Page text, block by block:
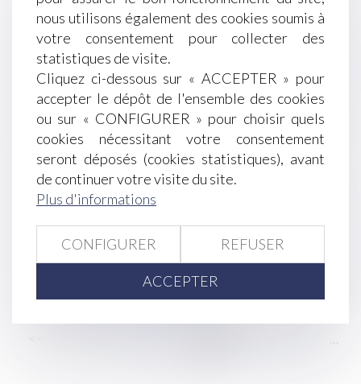
sans vendre la résidence principale, sauf
impossibilité manifeste de se reloger
TVA sociale, financement de la protection sociale
Successions : les frais bancaires désormais
plafonnés ou supprimés
Les restrictions liées au Covid-19 ne constituent
pas une perte de la chose louée !
Astreinte ou temps de travail effectif ? La Cour
impose une analyse au cas par cas
Clause de non-concurrence : la Cour de cassation
rappelle l’exigence de transparence dans le
calcul de la contrepartie financière
Concurrence déloyale : articulation entre
l’article 1240 du Code civil et l’article L. 121-1 du
Code de la consommation !
...
nous utilisons également des cookies soumis à
votre consentement pour collecter des
statistiques de visite.
Cliquez ci-dessous sur « ACCEPTER » pour
accepter le dépôt de l'ensemble des cookies
ou sur « CONFIGURER » pour choisir quels
cookies nécessitant votre consentement
seront déposés (cookies statistiques), avant
de continuer votre visite du site.
Plus d'informations
CONFIGURER REFUSER
ACCEPTER